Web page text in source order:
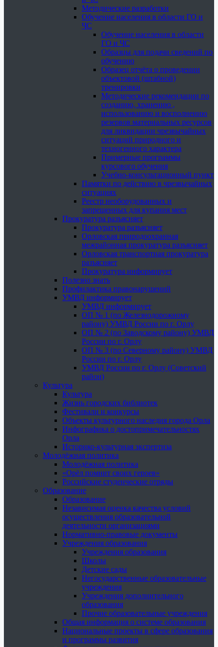
Методические разработки
Обучение населения в области ГО и
ЧС
Обучение населения в области
ГО и ЧС
Образцы для подачи сведений по
обучению
Образец отчёта о проведении
объектовой (штабной)
тренировки
Методические рекомендации по
созданию, хранению ,
использованию и восполнению
резервов материальных ресурсов
для ликвидации чрезвычайных
ситуаций природного и
техногенного характера
Примерные программы
курсового обучения
Учебно-консультационный пункт
Памятки по действию в чрезвычайных
ситуациях
Реестр необорудованных и
запрещенных для купания мест
Прокуратура разъясняет
Прокуратура разъясняет
Орловская природоохранная
межрайонная прокуратура разъясняет
Орловская транспортная прокуратура
разъясняет
Прокуратура информирует
Полезно знать
Профилактика правонарушений
УМВД информирует
УМВД информирует
ОП № 1 (по Железнодорожному
району) УМВД России по г. Орлу
ОП № 2 (по Заводскому району) УМВД
России по г. Орлу
ОП № 3 (по Северному району) УМВД
России по г. Орлу
УМВД России по г. Орлу (Советский
район)
Культура
Культура
Жизнь городских библиотек
Фестивали и конкурсы
Объекты культурного наследия города Орла
Инфографика о достопримечательностях
Орла
Историко-культурная экспертиза
Молодёжная политика
Молодёжная политика
«Орёл помнит своих героев»
Российские студенческие отряды
Образование
Образование
Независимая оценка качества условий
осуществления образовательной
деятельности организациями
Нормативно-правовые документы
Учреждения образования
Учреждения образования
Школы
Детские сады
Негосударственные образовательные
учреждения
Учреждения дополнительного
образования
Прочие образовательные учреждения
Общая информация о системе образования
Национальные проекты в сфере образования
и программы развития